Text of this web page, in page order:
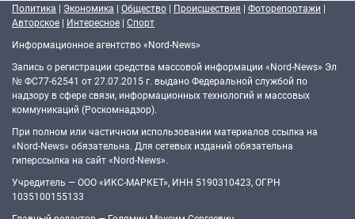
Политика | Экономика | Общество | Происшествия | Фоторепортажи |
Авторское | Интересное | Спорт
Информационное агентство «Nord-News»
Запись о регистрации средства массовой информации «Nord-News» Эл
№ ФС77-62541 от 27.07.2015 г. выдано Федеральной службой по
надзору в сфере связи, информационных технологий и массовых
коммуникаций (Роскомнадзор).
При полном или частичном использовании материалов ссылка на
«Nord-News» обязательна. Для сетевых изданий обязательна
гиперссылка на сайт «Nord-News».
Учредитель — ООО «ИКС-МАРКЕТ», ИНН 5190310423, ОГРН
1035100155133